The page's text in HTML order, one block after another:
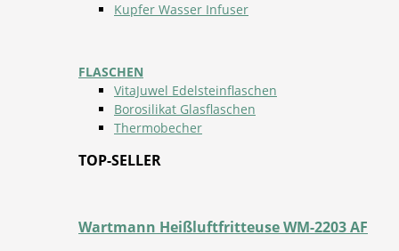
Kupfer Wasser Infuser
FLASCHEN
VitaJuwel Edelsteinflaschen
Borosilikat Glasflaschen
Thermobecher
TOP-SELLER
Wartmann Heißluftfritteuse WM-2203 AF